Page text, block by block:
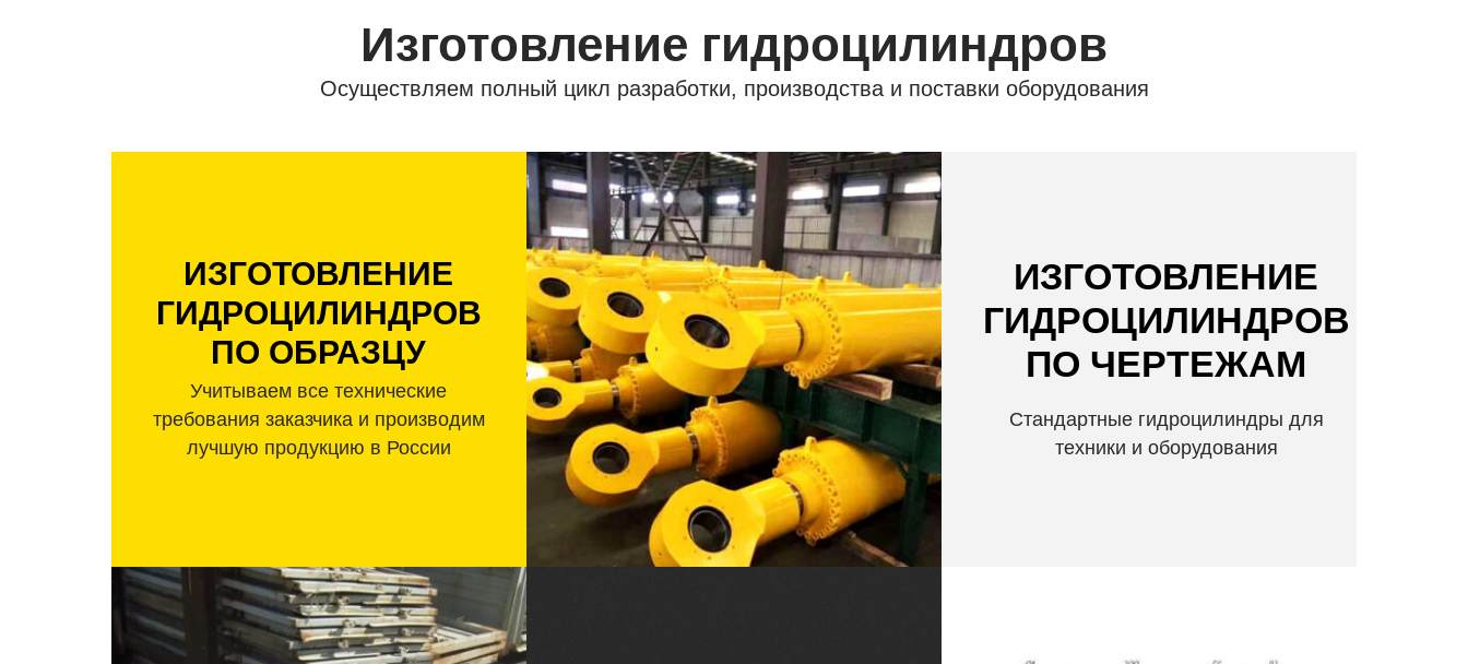
Изготовление гидроцилиндров
Осуществляем полный цикл разработки, производства и поставки оборудования
ИЗГОТОВЛЕНИЕ
ГИДРОЦИЛИНДРОВ
ПО ОБРАЗЦУ
Учитываем все технические
требования заказчика и производим
лучшую продукцию в России
ИЗГОТОВЛЕНИЕ
ГИДРОЦИЛИНДРОВ
ПО ЧЕРТЕЖАМ
Стандартные гидроцилиндры для
техники и оборудования